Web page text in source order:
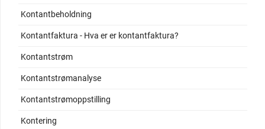
Kontantbeholdning
Kontantfaktura - Hva er er kontantfaktura?
Kontantstrøm
Kontantstrømanalyse
Kontantstrømoppstilling
Kontering